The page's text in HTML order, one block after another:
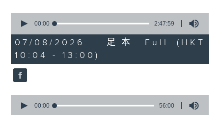
台電視同步直播！
《今日大件事》
《膠喺我身上》
1100-1200
《Music Five》
《極速15秒》
seconds
2
hours,
47
minutes,
59
seconds
00:00 2:47:59
07/08/2026 - 足本 Full (HKT
10:04 - 13:00)
seconds
00:00 56:00